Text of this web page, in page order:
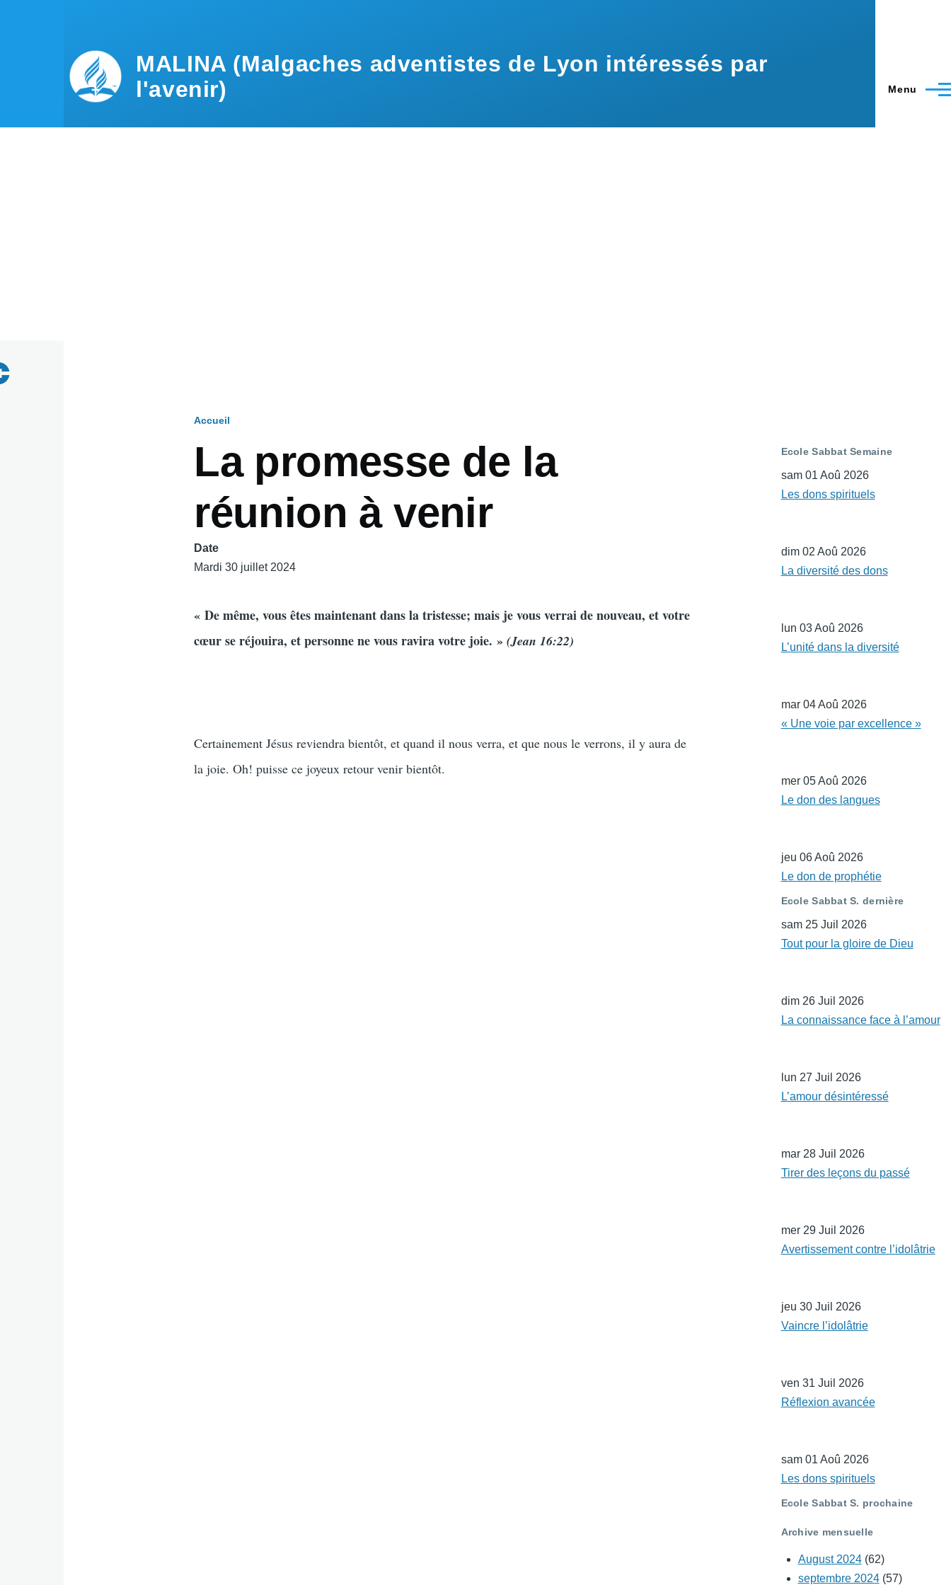
MALINA (Malgaches adventistes de Lyon intéressés par
l'avenir)
Menu
d'Ariane
Accueil
La promesse de la
réunion à venir
Date
Mardi 30 juillet 2024
« De même, vous êtes maintenant dans la tristesse; mais je vous verrai de nouveau, et votre
cœur se réjouira, et personne ne vous ravira votre joie. »(Jean 16:22)
Certainement Jésus reviendra bientôt, et quand il nous verra, et que nous le verrons, il y aura de
la joie. Oh! puisse ce joyeux retour venir bientôt.
Ecole Sabbat Semaine
sam 01 Aoû 2026
Les dons spirituels
dim 02 Aoû 2026
La diversité des dons
lun 03 Aoû 2026
L’unité dans la diversité
mar 04 Aoû 2026
« Une voie par excellence »
mer 05 Aoû 2026
Le don des langues
jeu 06 Aoû 2026
Le don de prophétie
Ecole Sabbat S. dernière
sam 25 Juil 2026
Tout pour la gloire de Dieu
dim 26 Juil 2026
La connaissance face à l’amour
lun 27 Juil 2026
L’amour désintéressé
mar 28 Juil 2026
Tirer des leçons du passé
mer 29 Juil 2026
Avertissement contre l’idolâtrie
jeu 30 Juil 2026
Vaincre l’idolâtrie
ven 31 Juil 2026
Réflexion avancée
sam 01 Aoû 2026
Les dons spirituels
Ecole Sabbat S. prochaine
Archive mensuelle
August 2024(62)
septembre 2024(57)